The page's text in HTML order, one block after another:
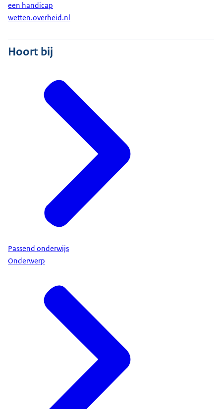
een handicap
wetten.overheid.nl
Hoort bij
Passend onderwijs
Onderwerp